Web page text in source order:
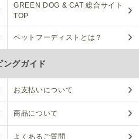
GREEN DOG & CAT 総合サイト
TOP
ペットフーディストとは？
ングガイド
お支払いについて
商品について
よくあるご質問